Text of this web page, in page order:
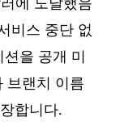
에 도달했음
비스 중단 없
을 공개 미
브랜치 이름
합니다.